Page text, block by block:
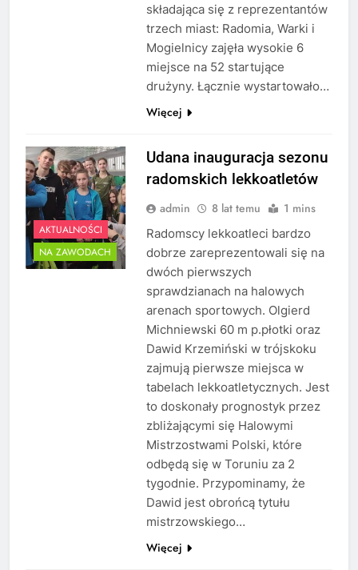
składająca się z reprezentantów
trzech miast: Radomia, Warki i
Mogielnicy zajęła wysokie 6
miejsce na 52 startujące
drużyny. Łącznie wystartowało…
Więcej
AKTUALNOŚCI
NA ZAWODACH
Udana inauguracja sezonu
radomskich lekkoatletów
admin 8 lat temu 1 mins
Radomscy lekkoatleci bardzo
dobrze zareprezentowali się na
dwóch pierwszych
sprawdzianach na halowych
arenach sportowych. Olgierd
Michniewski 60 m p.płotki oraz
Dawid Krzemiński w trójskoku
zajmują pierwsze miejsca w
tabelach lekkoatletycznych. Jest
to doskonały prognostyk przez
zbliżającymi się Halowymi
Mistrzostwami Polski, które
odbędą się w Toruniu za 2
tygodnie. Przypominamy, że
Dawid jest obrońcą tytułu
mistrzowskiego…
Więcej